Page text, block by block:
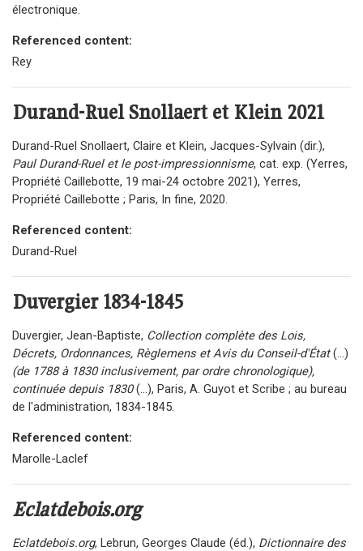
électronique.
Referenced content:
Rey
Durand-Ruel Snollaert et Klein2021
Durand-Ruel Snollaert, Claire et Klein, Jacques-Sylvain (dir.),
Paul Durand-Ruel et le post-impressionnisme, cat. exp. (Yerres,
Propriété Caillebotte, 19 mai-24 octobre 2021), Yerres,
Propriété Caillebotte ; Paris, In fine, 2020.
Referenced content:
Durand-Ruel
Duvergier 1834-1845
Duvergier, Jean-Baptiste, Collection complète des Lois,
Décrets, Ordonnances, Règlemens et Avis du Conseil-d'État(...)
(de 1788 à 1830 inclusivement, par ordre chronologique),
continuée depuis 1830(...), Paris, A. Guyot et Scribe ; au bureau
de l'administration, 1834-1845.
Referenced content:
Marolle-Laclef
Eclatdebois.org
Eclatdebois.org, Lebrun, Georges Claude (éd.), Dictionnaire des